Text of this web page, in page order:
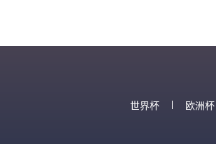
世界杯 欧洲杯